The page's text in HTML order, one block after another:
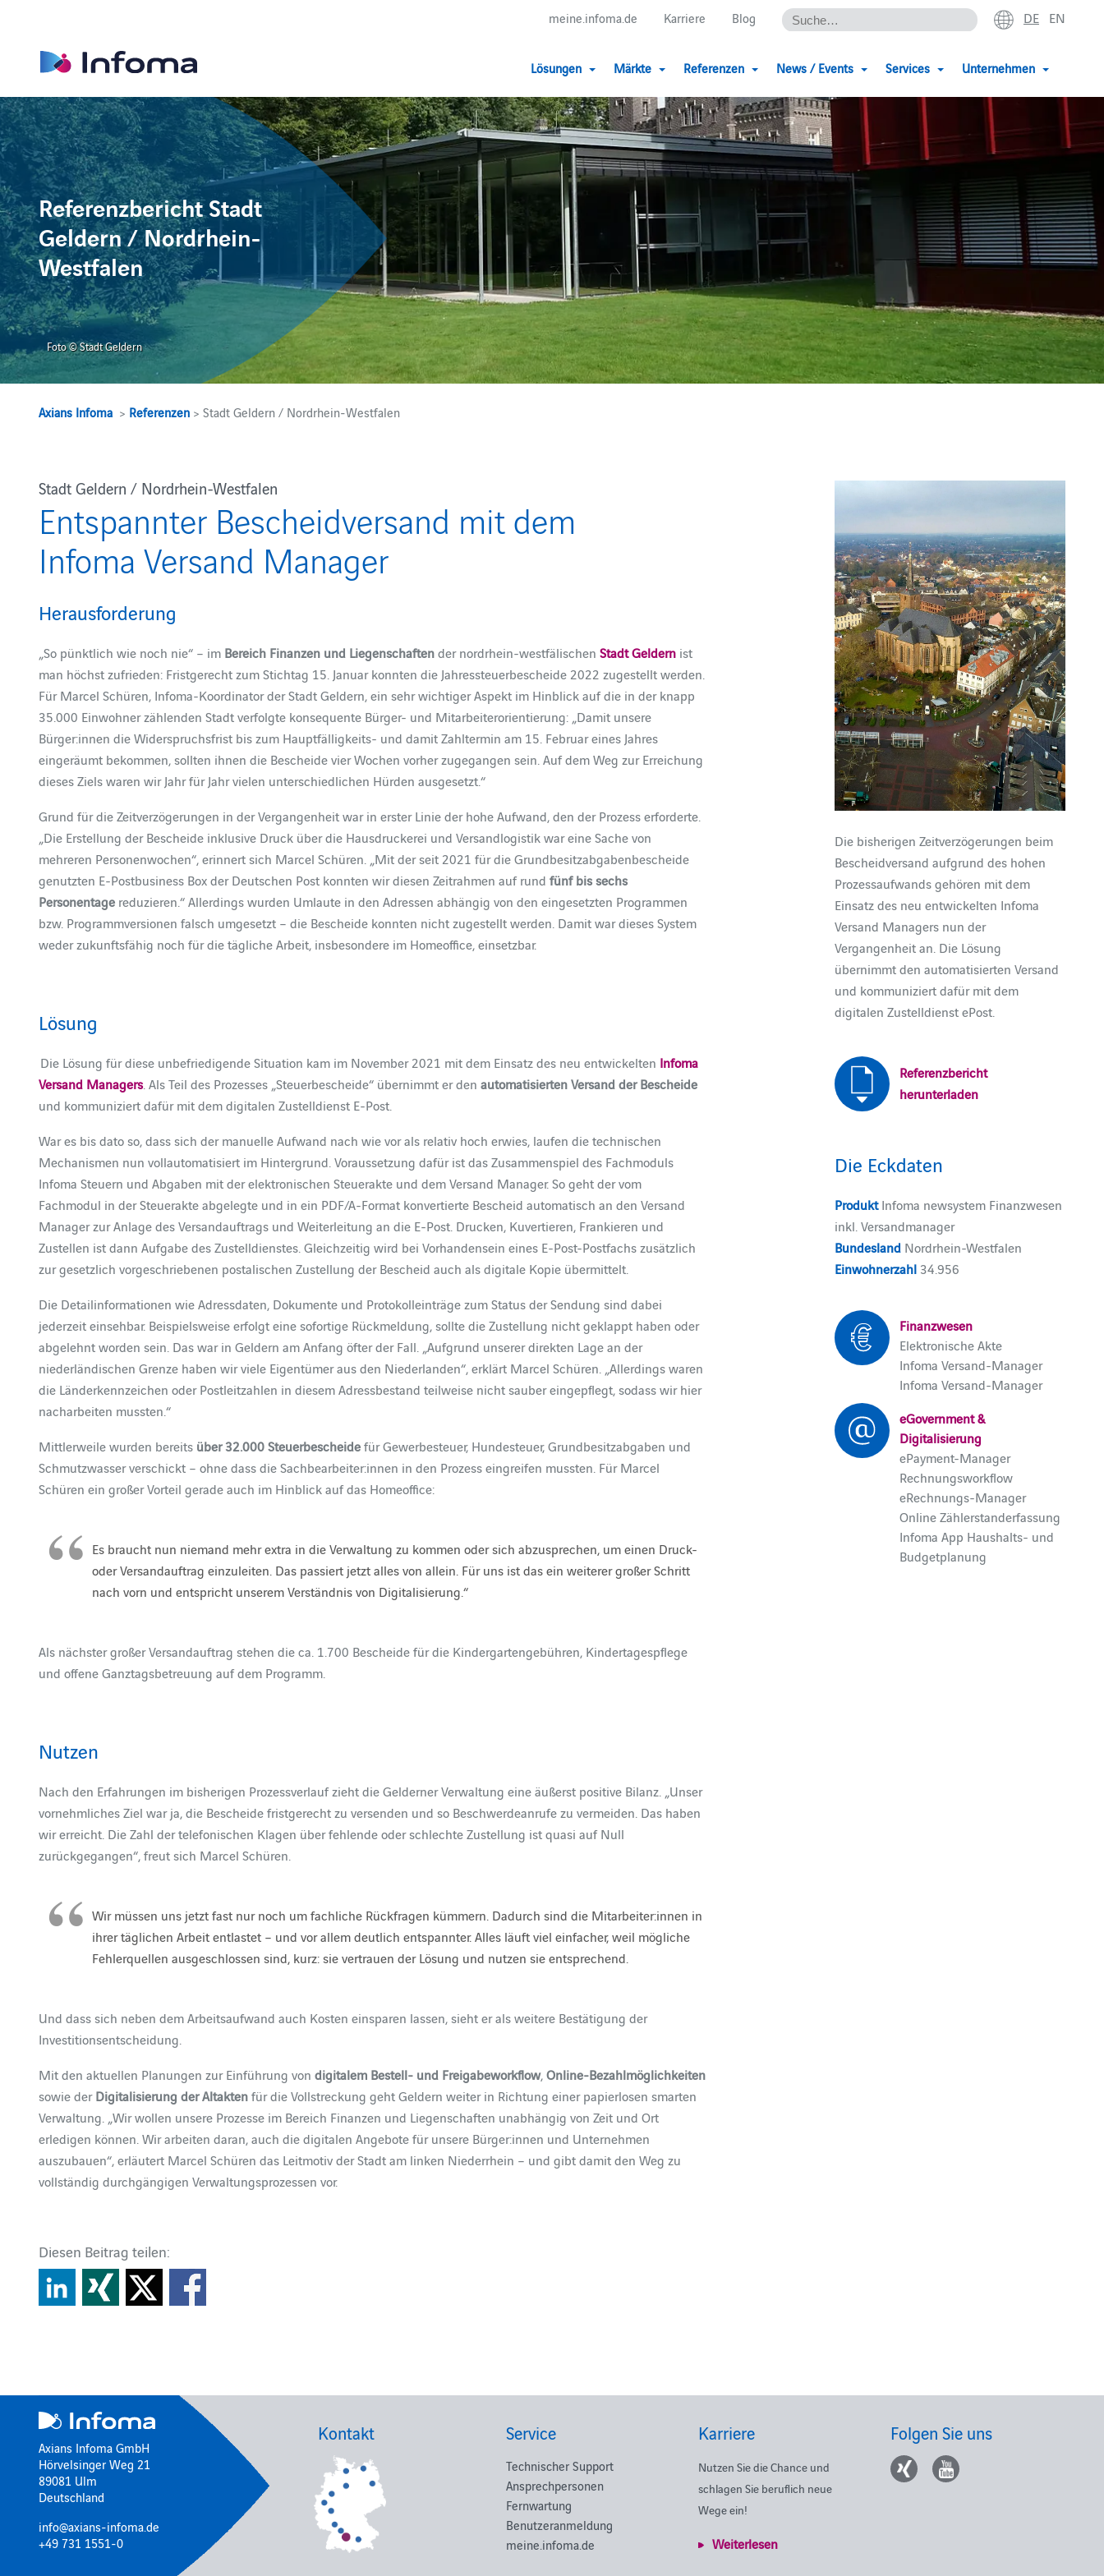
meine.infoma.de Karriere Blog DE EN
Lösungen Märkte Referenzen News / Events Services Unternehmen
Referenzbericht Stadt
Geldern / Nordrhein-
Westfalen
Foto © Stadt Geldern
Axians Infoma > Referenzen > Stadt Geldern / Nordrhein-Westfalen
Stadt Geldern / Nordrhein-Westfalen
Entspannter Bescheidversand mit dem
Infoma Versand Manager
Herausforderung
„So pünktlich wie noch nie“ – im Bereich Finanzen und Liegenschaftender nordrhein-westfälischenStadt Geldern ist
man höchst zufrieden: Fristgerecht zum Stichtag 15. Januar konnten die Jahressteuerbescheide 2022 zugestellt werden.
Für Marcel Schüren, Infoma-Koordinator der Stadt Geldern, ein sehr wichtiger Aspekt im Hinblick auf die in der knapp
35.000 Einwohner zählenden Stadt verfolgte konsequente Bürger- und Mitarbeiterorientierung: „Damit unsere
Bürger:innen die Widerspruchsfrist bis zum Hauptfälligkeits- und damit Zahltermin am 15. Februar eines Jahres
eingeräumt bekommen, sollten ihnen die Bescheide vier Wochen vorher zugegangen sein. Auf dem Weg zur Erreichung
dieses Ziels waren wir Jahr für Jahr vielen unterschiedlichen Hürden ausgesetzt.“
Grund für die Zeitverzögerungen in der Vergangenheit war in erster Linie der hohe Aufwand, den der Prozess erforderte.
„Die Erstellung der Bescheide inklusive Druck über die Hausdruckerei und Versandlogistik war eine Sache von
mehreren Personenwochen“, erinnert sich Marcel Schüren. „Mit der seit 2021 für die Grundbesitzabgabenbescheide
genutzten E-Postbusiness Box der Deutschen Post konnten wir diesen Zeitrahmen auf rundfünf bis sechs
Personentage reduzieren.“ Allerdings wurden Umlaute in den Adressen abhängig von den eingesetzten Programmen
bzw. Programmversionen falsch umgesetzt – die Bescheide konnten nicht zugestellt werden. Damit war dieses System
weder zukunftsfähig noch für die tägliche Arbeit, insbesondere im Homeoffice, einsetzbar.
Lösung
Die Lösung für diese unbefriedigende Situation kam im November 2021 mit dem Einsatz des neu entwickelten Infoma
Versand Managers. Als Teil des Prozesses „Steuerbescheide“ übernimmt er denautomatisierten Versand der Bescheide
und kommuniziert dafür mit dem digitalen Zustelldienst E-Post.
War es bis dato so, dass sich der manuelle Aufwand nach wie vor als relativ hoch erwies, laufen die technischen
Mechanismen nun vollautomatisiert im Hintergrund. Voraussetzung dafür ist das Zusammenspiel des Fachmoduls
Infoma Steuern und Abgaben mit der elektronischen Steuerakte und dem Versand Manager. So geht der vom
Fachmodul in der Steuerakte abgelegte und in ein PDF/A-Format konvertierte Bescheid automatisch an den Versand
Manager zur Anlage des Versandauftrags und Weiterleitung an die E-Post. Drucken, Kuvertieren, Frankieren und
Zustellen ist dann Aufgabe des Zustelldienstes. Gleichzeitig wird bei Vorhandensein eines E-Post-Postfachs zusätzlich
zur gesetzlich vorgeschriebenen postalischen Zustellung der Bescheid auch als digitale Kopie übermittelt.
Die Detailinformationen wie Adressdaten, Dokumente und Protokolleinträge zum Status der Sendung sind dabei
jederzeit einsehbar. Beispielsweise erfolgt eine sofortige Rückmeldung, sollte die Zustellung nicht geklappt haben oder
abgelehnt worden sein. Das war in Geldern am Anfang öfter der Fall. „Aufgrund unserer direkten Lage an der
niederländischen Grenze haben wir viele Eigentümer aus den Niederlanden“, erklärt Marcel Schüren. „Allerdings waren
die Länderkennzeichen oder Postleitzahlen in diesem Adressbestand teilweise nicht sauber eingepflegt, sodass wir hier
nacharbeiten mussten.“
Mittlerweile wurden bereits über 32.000 Steuerbescheidefür Gewerbesteuer, Hundesteuer, Grundbesitzabgaben und
Schmutzwasser verschickt – ohne dass die Sachbearbeiter:innen in den Prozess eingreifen mussten. Für Marcel
Schüren ein großer Vorteil gerade auch im Hinblick auf das Homeoffice:
Es braucht nun niemand mehr extra in die Verwaltung zu kommen oder sich abzusprechen, um einen Druck-
oder Versandauftrag einzuleiten. Das passiert jetzt alles von allein. Für uns ist das ein weiterer großer Schritt
nach vorn und entspricht unserem Verständnis von Digitalisierung.“
Als nächster großer Versandauftrag stehen die ca. 1.700 Bescheide für die Kindergartengebühren, Kindertagespflege
und offene Ganztagsbetreuung auf dem Programm.
Nutzen
Nach den Erfahrungen im bisherigen Prozessverlauf zieht die Gelderner Verwaltung eine äußerst positive Bilanz. „Unser
vornehmliches Ziel war ja, die Bescheide fristgerecht zu versenden und so Beschwerdeanrufe zu vermeiden. Das haben
wir erreicht. Die Zahl der telefonischen Klagen über fehlende oder schlechte Zustellung ist quasi auf Null
zurückgegangen“, freut sich Marcel Schüren.
Wir müssen uns jetzt fast nur noch um fachliche Rückfragen kümmern. Dadurch sind die Mitarbeiter:innen in
ihrer täglichen Arbeit entlastet – und vor allem deutlich entspannter. Alles läuft viel einfacher, weil mögliche
Fehlerquellen ausgeschlossen sind, kurz: sie vertrauen der Lösung und nutzen sie entsprechend.
Und dass sich neben dem Arbeitsaufwand auch Kosten einsparen lassen, sieht er als weitere Bestätigung der
Investitionsentscheidung.
Mit den aktuellen Planungen zur Einführung vondigitalem Bestell- und Freigabeworkflow,Online-Bezahlmöglichkeiten
sowie derDigitalisierung der Altaktenfür die Vollstreckung geht Geldern weiter in Richtung einer papierlosen smarten
Verwaltung. „Wir wollen unsere Prozesse im Bereich Finanzen und Liegenschaften unabhängig von Zeit und Ort
erledigen können. Wir arbeiten daran, auch die digitalen Angebote für unsere Bürger:innen und Unternehmen
auszubauen“, erläutert Marcel Schüren das Leitmotiv der Stadt am linken Niederrhein – und gibt damit den Weg zu
vollständig durchgängigen Verwaltungsprozessen vor.
Diesen Beitrag teilen:
Die bisherigen Zeitverzögerungen beim
Bescheidversand aufgrund des hohen
Prozessaufwands gehören mit dem
Einsatz des neu entwickelten Infoma
Versand Managers nun der
Vergangenheit an. Die Lösung
übernimmt den automatisierten Versand
und kommuniziert dafür mit dem
digitalen Zustelldienst ePost.
Referenzbericht
herunterladen
Die Eckdaten
ProduktInfoma newsystem Finanzwesen
inkl. Versandmanager
BundeslandNordrhein-Westfalen
Einwohnerzahl34.956
Finanzwesen
Elektronische Akte
Infoma Versand-Manager
Infoma Versand-Manager
eGovernment &
Digitalisierung
ePayment-Manager
Rechnungsworkflow
eRechnungs-Manager
Online Zählerstanderfassung
Infoma App Haushalts- und
Budgetplanung
Axians Infoma GmbH
Hörvelsinger Weg 21
89081 Ulm
Deutschland
info@axians-infoma.de
+49 731 1551-0
Kontakt Service
Technischer Support
Ansprechpersonen
Fernwartung
Benutzeranmeldung
meine.infoma.de
Karriere
Nutzen Sie die Chance und
schlagen Sie beruflich neue
Wege ein!
Weiterlesen
Folgen Sie uns